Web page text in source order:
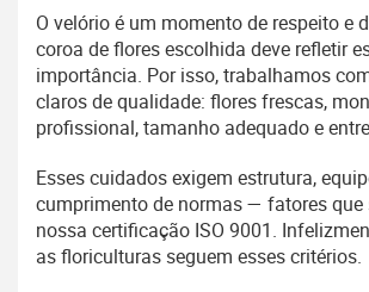
O velório é um momento de respeito e
coroa de flores escolhida deve refletir
importância. Por isso, trabalhamos
claros de qualidade: flores frescas,
profissional, tamanho adequado e
Esses cuidados exigem estrutura,
cumprimento de normas — fatores que
nossa certificação ISO 9001.
as floriculturas seguem esses critérios.